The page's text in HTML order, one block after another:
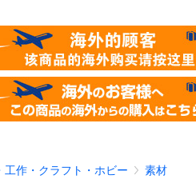
工作・クラフト・ホビー 素材